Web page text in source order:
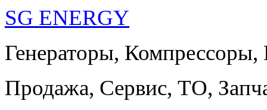
SG ENERGY
Генераторы,
Продажа, Сервис, ТО,